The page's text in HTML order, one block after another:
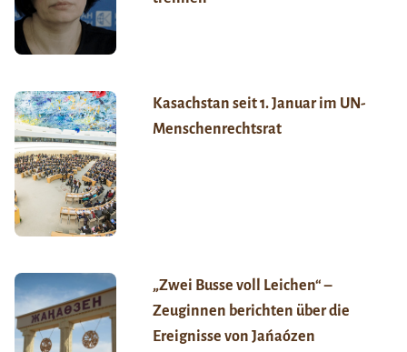
Kasachstan seit 1. Januar im UN-
Menschenrechtsrat
„Zwei Busse voll Leichen“ –
Zeuginnen berichten über die
Ereignisse von Jańaózen